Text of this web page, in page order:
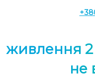
живлення 2
не